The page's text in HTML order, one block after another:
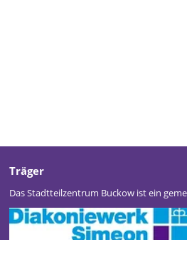
Träger
Das Stadtteilzentrum Buckow ist ein